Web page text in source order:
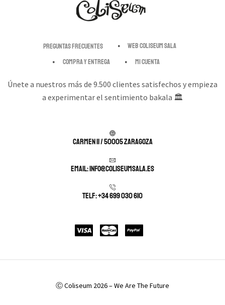
Preguntas Frecuentes
Web Coliseum Sala
Compra y entrega
Mi cuenta
Únete a nuestros más de 9.500 clientes satisfechos y empieza
a experimentar el sentimiento bakala 🏛️
Carmen 11 / 50005 Zaragoza
Email: info@coliseumsala.es
Telf: +34 699 030 610
Ⓒ Coliseum 2026 – We Are The Future